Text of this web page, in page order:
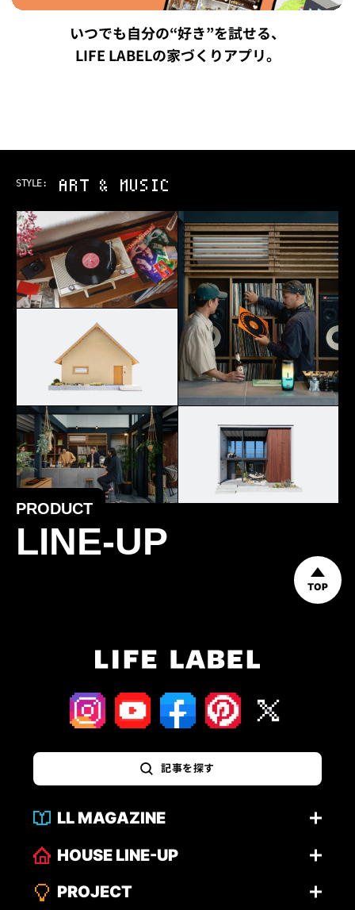
いつでも自分の“好き”を試せる、
LIFE LABELの家づくりアプリ。
STYLE: ART & MUSIC
PRODUCT
LINE-UP
TOP
記事を探す
LL MAGAZINE
HOUSE LINE-UP
PROJECT